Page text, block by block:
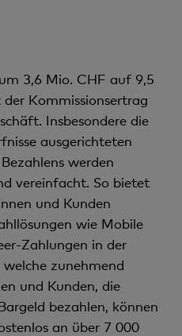
3,6 Mio. CHF auf 9,5
Kommissionsertrag
Insbesondere die
ausgerichteten
werden
vereinfacht. So bietet
und Kunden
wie Mobile
Zahlungen in der
zunehmend
und Kunden, die
bezahlen, können
an über 7 000